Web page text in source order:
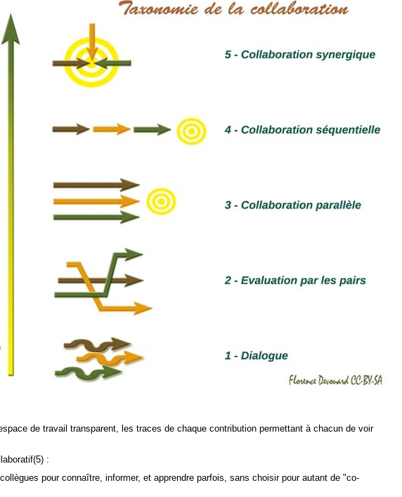
de travail transparent, les traces de chaque contribution permettant à chacun de voir
:
pour connaître, informer, et apprendre parfois, sans choisir pour autant de "co-